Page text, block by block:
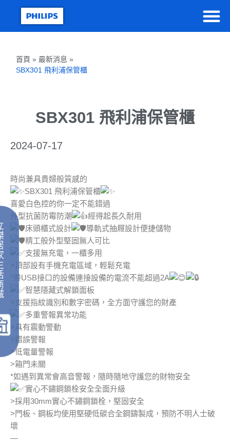
首頁 » 最新消息 »
SBX301 飛利浦保管櫃
SBX301 飛利浦保管櫃
2024-07-17
時尚兼具貴婦般質感的
SBX301 飛利浦保管櫃
喜愛白色控的你一定不能錯過
外型抗菌防霉防潮
經得起長久耐用
床頭櫃式設計
導軌式抽屜設計便捷儲物
精工般外型堅固無人可比
支援無充電，一櫃多用
>頂部設有手機充電區域，輕鬆充電
*帶USB接口的設備連接設備的電流不能超過2A
智慧隱藏式解鎖面板
>支援指紋識別和數字密碼，全方面守護您的財產
多重警報異常功能
>具有震動警動
>錯誤警報
>低電量警報
>箱門未關
*如遇到異常會高音警報，隨時隨地守護您的財物安全
實心不鏽鋼鎖栓安全全面升級
>採用30mm實心不鏽鋼鎖栓，堅固安全
>門板、鋼板均使用堅硬低碳合全鋼鑄製成，預防不明人士破
壞
—